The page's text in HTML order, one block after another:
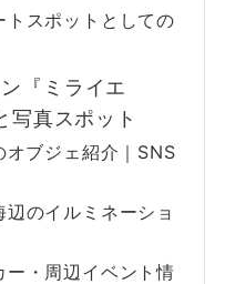
トスポットとしての
『ミライエ
写真スポット
ブジェ紹介｜SNS
のイルミネーショ
ー・周辺イベント情